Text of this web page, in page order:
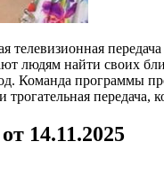
телевизионная
людям найти своих
Команда программы
передача,
14.11.2025